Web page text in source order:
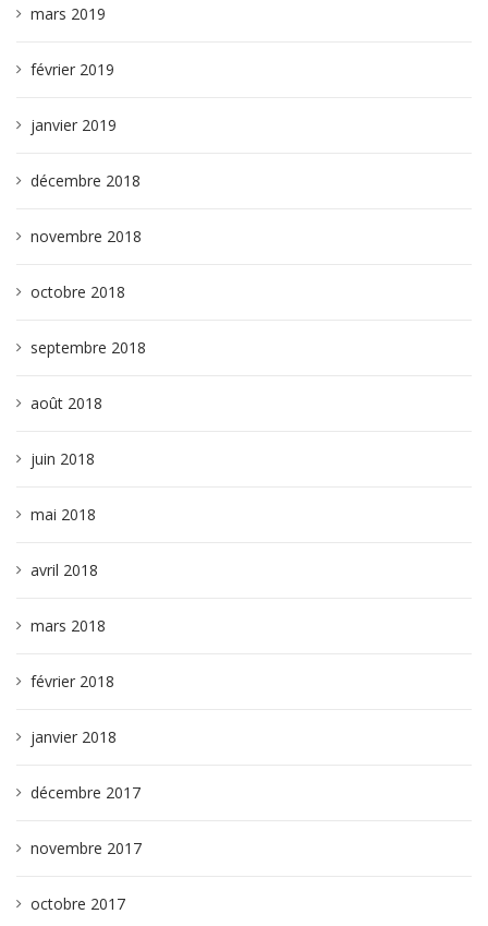
mars 2019
février 2019
janvier 2019
décembre 2018
novembre 2018
octobre 2018
septembre 2018
août 2018
juin 2018
mai 2018
avril 2018
mars 2018
février 2018
janvier 2018
décembre 2017
novembre 2017
octobre 2017